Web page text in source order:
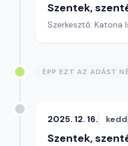
Szentek,
Szerkesztő: Katona
ÉPP EZT AZ ADÁST
2025. 12. 16. kedd
Szentek,